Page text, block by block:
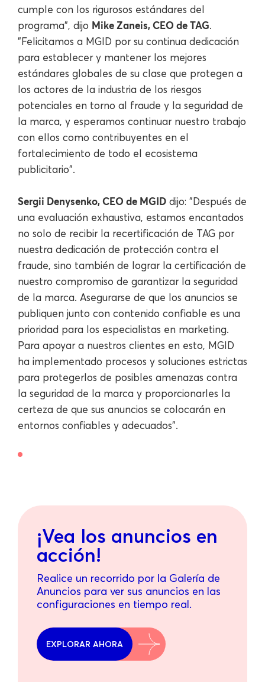
cumple con los rigurosos estándares del
programa", dijo Mike Zaneis, CEO de TAG.
"Felicitamos a MGID por su continua dedicación
para establecer y mantener los mejores
estándares globales de su clase que protegen a
los actores de la industria de los riesgos
potenciales en torno al fraude y la seguridad de
la marca, y esperamos continuar nuestro trabajo
con ellos como contribuyentes en el
fortalecimiento de todo el ecosistema
publicitario".
Sergii Denysenko, CEO de MGID dijo: "Después de
una evaluación exhaustiva, estamos encantados
no solo de recibir la recertificación de TAG por
nuestra dedicación de protección contra el
fraude, sino también de lograr la certificación de
nuestro compromiso de garantizar la seguridad
de la marca. Asegurarse de que los anuncios se
publiquen junto con contenido confiable es una
prioridad para los especialistas en marketing.
Para apoyar a nuestros clientes en esto, MGID
ha implementado procesos y soluciones estrictas
para protegerlos de posibles amenazas contra
la seguridad de la marca y proporcionarles la
certeza de que sus anuncios se colocarán en
entornos confiables y adecuados".
¡Vea los anuncios en
acción!
Realice un recorrido por la Galería de
Anuncios para ver sus anuncios en las
configuraciones en tiempo real.
EXPLORAR AHORA